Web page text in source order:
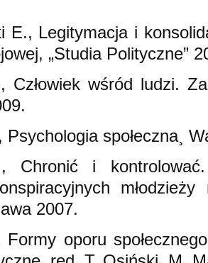
E., Legitymacja i
„Studia Polityczne”
Człowiek wśród ludzi.
społeczna¸
Chronić i
2007.
Formy oporu